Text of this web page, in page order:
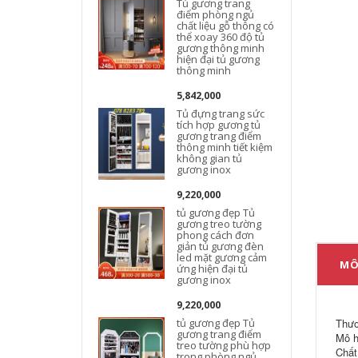
Tủ gương trang
điểm phòng ngủ
chất liệu gỗ thông có
thể xoay 360 độ tủ
gương thông minh
hiện đại tủ gương
thông minh
5,842,000
Tủ đựng trang sức
tích hợp gương tủ
gương trang điểm
thông minh tiết kiệm
không gian tủ
gương inox
9,220,000
tủ gương đẹp Tủ
gương treo tường
phong cách đơn
giản tủ gương đèn
led mặt gương cảm
ứng hiện đại tủ
gương inox
9,220,000
tủ gương đẹp Tủ
gương trang điểm
treo tường phù hợp
Mô